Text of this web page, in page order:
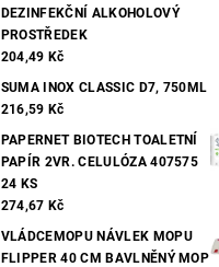
DEZINFEKČNÍ ALKOHOLOVÝ
PROSTŘEDEK
204,49 Kč
SUMA INOX CLASSIC D7, 750ML
216,59 Kč
PAPERNET BIOTECH TOALETNÍ
PAPÍR 2VR. CELULÓZA 407575
24 KS
274,67 Kč
VLÁDCEMOPU NÁVLEK MOPU
FLIPPER 40 CM BAVLNĚNÝ MOP